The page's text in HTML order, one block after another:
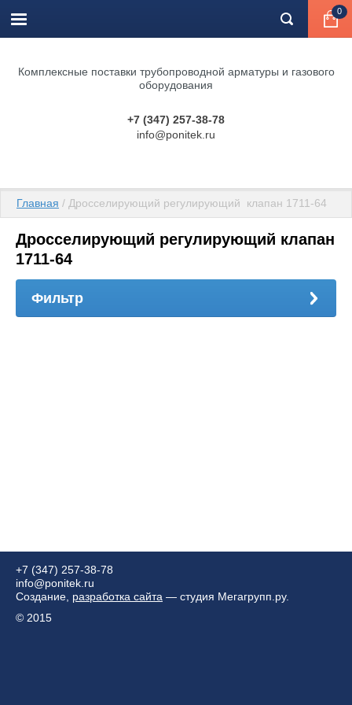
0
Комплексные поставки трубопроводной арматуры и газового
оборудования
+7 (347) 257-38-78
info@ponitek.ru
Главная / Дросселирующий регулирующий  клапан 1711-64
Дросселирующий регулирующий клапан
1711-64
Фильтр
+7 (347) 257-38-78
info@ponitek.ru
Создание, разработка сайта — студия Мегагрупп.ру.
© 2015